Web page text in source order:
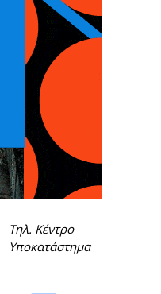
Τηλ. Κέντρο
Υποκατάστημα